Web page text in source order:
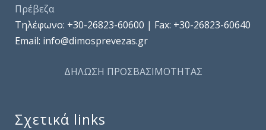
Πρέβεζα
Τηλέφωνo: +30-26823-60600 | Fax: +30-26823-60640
Email: info@dimosprevezas.gr
ΔΗΛΩΣΗ ΠΡΟΣΒΑΣΙΜΟΤΗΤΑΣ
Σχετικά links